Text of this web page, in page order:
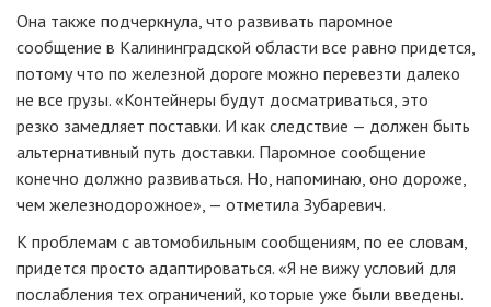
Она также подчеркнула, что развивать паромное
сообщение в Калининградской области все равно придется,
потому что по железной дороге можно перевезти далеко
не все грузы. «Контейнеры будут досматриваться, это
резко замедляет поставки. И как следствие — должен быть
альтернативный путь доставки. Паромное сообщение
конечно должно развиваться. Но, напоминаю, оно дороже,
чем железнодорожное», — отметила Зубаревич.
К проблемам с автомобильным сообщениям, по ее словам,
придется просто адаптироваться. «Я не вижу условий для
послабления тех ограничений, которые уже были введены.